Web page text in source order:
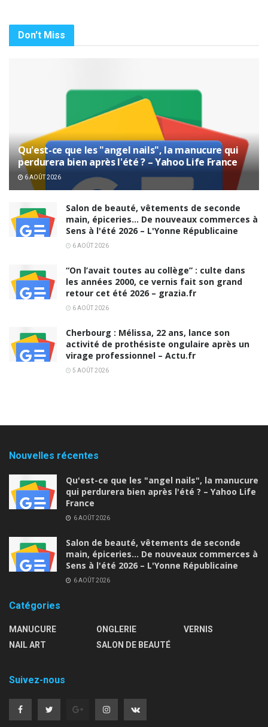
Don't Miss
Qu'est-ce que les "angel nails", la manucure qui
perdurera bien après l'été ? – Yahoo Life France
6 AOÛT 2026
Salon de beauté, vêtements de seconde
main, épiceries… De nouveaux commerces à
Sens à l'été 2026 – L'Yonne Républicaine
6 AOÛT 2026
“On l’avait toutes au collège” : culte dans
les années 2000, ce vernis fait son grand
retour cet été 2026 – grazia.fr
6 AOÛT 2026
Cherbourg : Mélissa, 22 ans, lance son
activité de prothésiste ongulaire après un
virage professionnel – Actu.fr
5 AOÛT 2026
Nouvelles récentes
Qu'est-ce que les "angel nails", la manucure
qui perdurera bien après l'été ? – Yahoo Life
France
6 AOÛT 2026
Salon de beauté, vêtements de seconde
main, épiceries… De nouveaux commerces à
Sens à l'été 2026 – L'Yonne Républicaine
6 AOÛT 2026
Catégories
MANUCURE
NAIL ART
ONGLERIE
SALON DE BEAUTÉ
VERNIS
Suivez-nous